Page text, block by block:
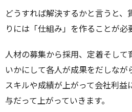
どうすれば解決するかと言うと、
りには「仕組み」を作ることが必
人材の募集から採用、定着そして
いかにして各人が成果をだしな
スキルや成績が上がって会社利益
与だって上がっていきます。